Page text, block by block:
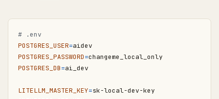
# .env
POSTGRES_USER=
POSTGRES_PASSWORD=
POSTGRES_DB=
LITELLM_MASTER_KEY=